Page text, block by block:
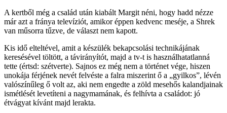
A kertből még a család után kiabált Margit néni, hogy hadd nézze
már azt a fránya televíziót, amikor éppen kedvenc meséje, a Shrek
van műsorra tűzve, de választ nem kapott.
Kis idő elteltével, amit a készülék bekapcsolási technikájának
keresésével töltött, a távirányítót, majd a tv-t is használhatatlanná
tette (értsd: szétverte). Sajnos ez még nem a történet vége, hiszen
unokája férjének nevét felvéste a falra miszerint ő a „gyilkos”, lévén
valószínűleg ő volt az, aki nem engedte a zöld mesehős kalandjainak
ismétlését levetíteni a nagymamának, és felhívta a családot: jó
étvágyat kívánt majd lerakta.